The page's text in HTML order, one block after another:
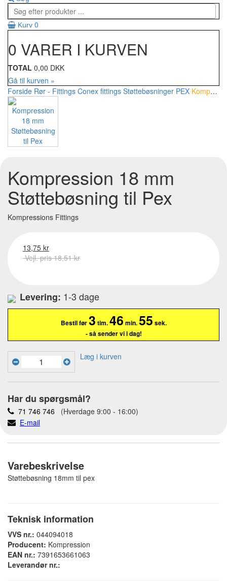
Kurv 0
0 VARER I KURVEN
TOTAL 0,00 DKK
Gå til kurven »
Forside Rør - Fittings Conex fittings Støttebøsninger PEX Kompression 18 mm Støttebøsning til Pex
Kompression 18 mm
Støttebøsning til Pex
Kompressions Fittings
13,75 kr
Vejl. pris 18,51 kr
Levering: 1-3 dage
Bestil før3 tim.46 min.55 sek.
- så sender vi i dag!
Læg i kurven
Har du spørgsmål?
71 746 746 (Hverdage 9:00 - 16:00)
E-mail
Varebeskrivelse
Støttebøsning 18mm til pex
Teknisk information
VVS nr.: 044094018
Producent: Kompression
EAN nr.: 7391653661063
Leverandør nr.: